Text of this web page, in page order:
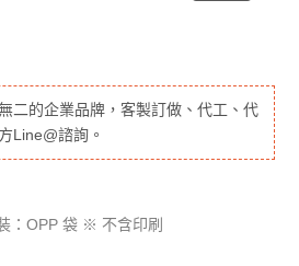
二的企業品牌，客製訂做、代工、代
Line@諮詢。
：OPP 袋 ※ 不含印刷